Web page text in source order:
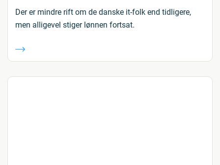
Der er mindre rift om de danske it-folk end tidligere,
men alligevel stiger lønnen fortsat.